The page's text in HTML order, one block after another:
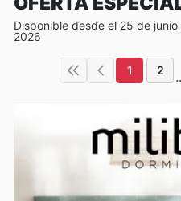
Disponible desde el 25 de
2026
1 2